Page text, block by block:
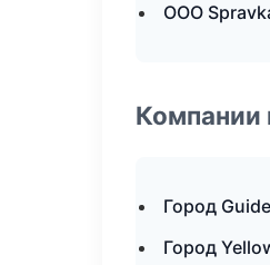
ООО
Компании
Город
Город